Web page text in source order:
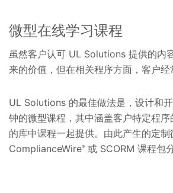
微型在线学习课程
虽然客户认可 UL Solutions 提供的内
来的价值，但在相关程序方面，客户经
UL Solutions 的最佳做法是，设计和
钟的微型课程，其中涵盖客户特定程
的库中课程一起提供。由此产生的定
ComplianceWire® 或 SCORM 课程包